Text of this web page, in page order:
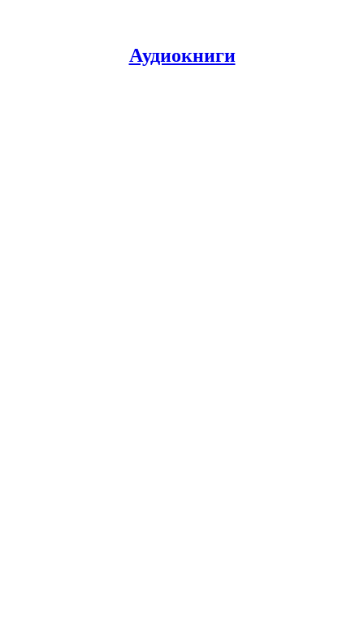
Аудиокниги